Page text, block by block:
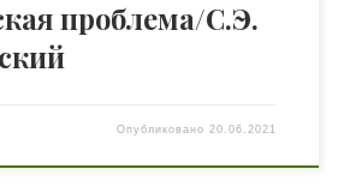
проблема/С.Э.
Опубликовано 20.06.2021